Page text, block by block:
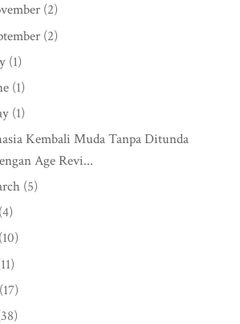
(2)
(2)
(1)
(1)
(1)
Kembali Muda Tanpa Ditunda
Age Revi...
(5)
(4)
(10)
(17)